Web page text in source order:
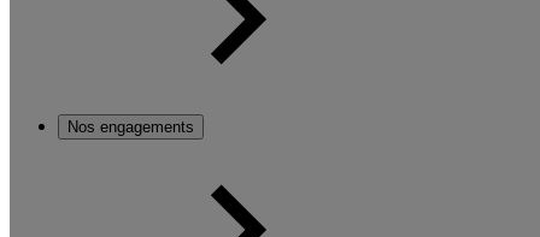
Nos engagements